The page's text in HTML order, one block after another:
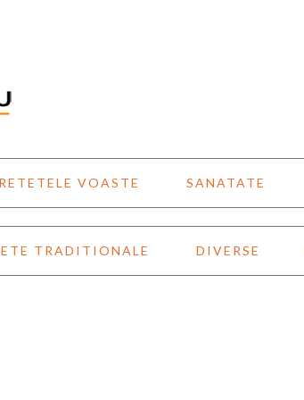
RETETELE VOASTE SANATATE
TRADITIONALE DIVERSE